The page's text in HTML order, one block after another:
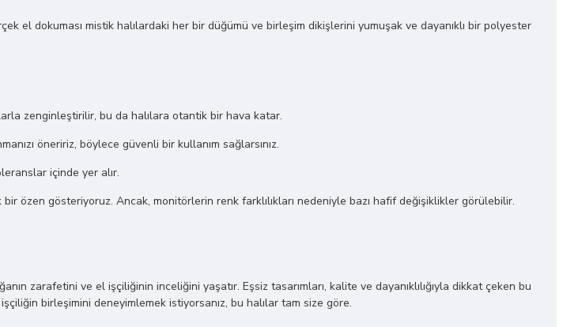
el dokuması mistik halılardaki her bir düğümü ve birleşim dikişlerini yumuşak ve dayanıklı bir polyester
zenginleştirilir, bu da halılara otantik bir hava katar.
öneririz, böylece güvenli bir kullanım sağlarsınız.
içinde yer alır.
özen gösteriyoruz. Ancak, monitörlerin renk farklılıkları nedeniyle bazı hafif değişiklikler görülebilir.
zarafetini ve el işçiliğinin inceliğini yaşatır. Eşsiz tasarımları, kalite ve dayanıklılığıyla dikkat çeken bu
birleşimini deneyimlemek istiyorsanız, bu halılar tam size göre.